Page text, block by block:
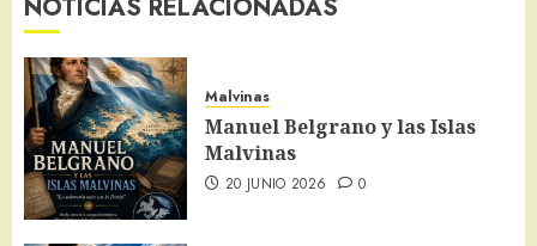
NOTICIAS RELACIONADAS
Malvinas
Manuel Belgrano y las Islas
Malvinas
20 JUNIO 2026 0